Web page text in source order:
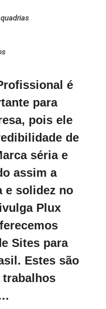
é
para
pois ele
de
séria e
assim a
e solidez no
Plux
Sites para
Estes são